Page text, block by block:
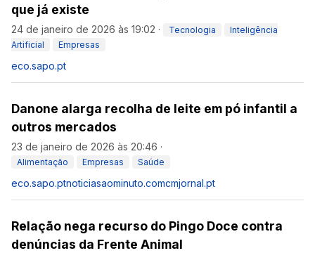
que já existe
24 de janeiro de 2026 às 19:02 · Tecnologia
Inteligência
Artificial
Empresas
eco.sapo.pt
Danone alarga recolha de leite em pó infantil a
outros mercados
23 de janeiro de 2026 às 20:46 ·
Alimentação Empresas Saúde
eco.sapo.ptnoticiasaominuto.comcmjornal.pt
Relação nega recurso do Pingo Doce contra
denúncias da Frente Animal